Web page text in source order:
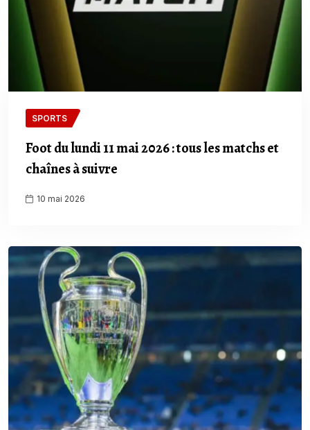
SPORTS
Foot du lundi 11 mai 2026 : tous les matchs et
chaînes à suivre
10 mai 2026